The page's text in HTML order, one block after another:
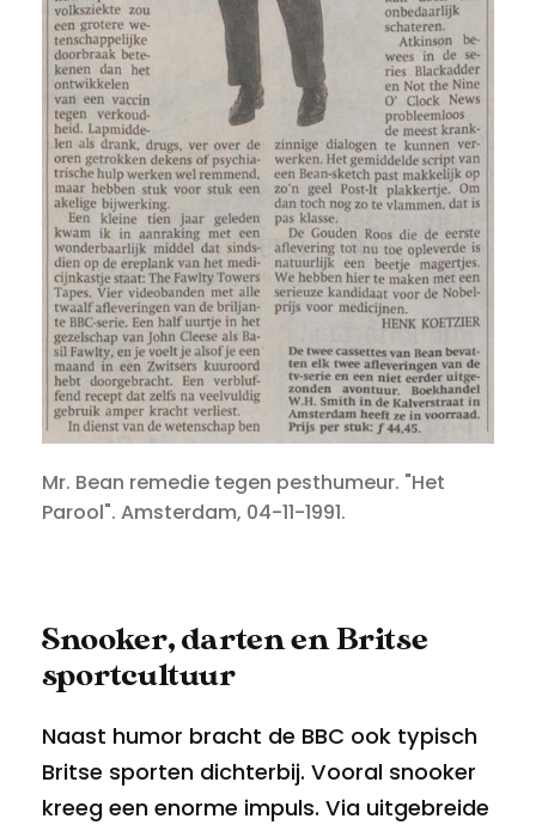
Mr. Bean remedie tegen pesthumeur. "Het
Parool". Amsterdam, 04-11-1991.
Snooker, darten en Britse
sportcultuur
Naast humor bracht de BBC ook typisch
Britse sporten dichterbij. Vooral snooker
kreeg een enorme impuls. Via uitgebreide